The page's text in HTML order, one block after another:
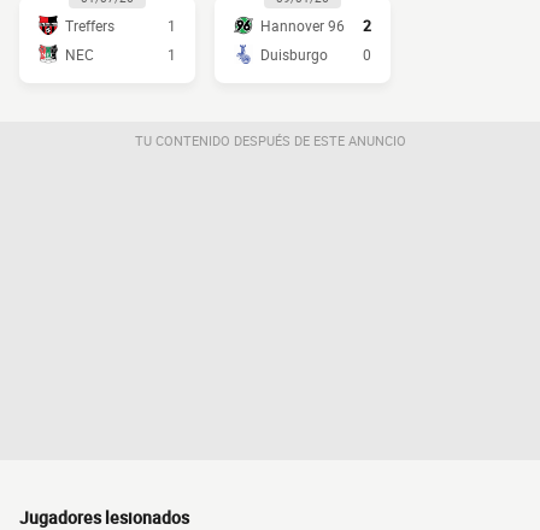
Treffers
1
NEC
1
Hannover 96
2
Duisburgo
0
TU CONTENIDO DESPUÉS DE ESTE ANUNCIO
Jugadores lesionados